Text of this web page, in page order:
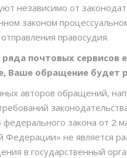
независимо от
законом
правосудия.
почтовых
Ваше обращение будет
авторов обращений,
федерального закона от
Федерации» не является
в государственный